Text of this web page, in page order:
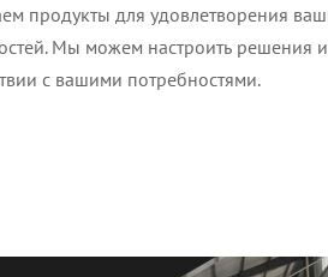
продукты для удовлетворения
Мы можем настроить решения
с вашими потребностями.